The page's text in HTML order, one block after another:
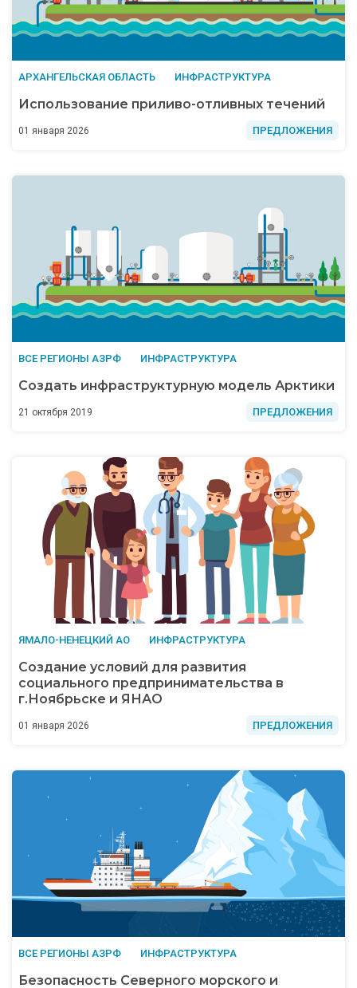
АРХАНГЕЛЬСКАЯ ОБЛАСТЬ ИНФРАСТРУКТУРА
Использование приливо-отливных течений
01 января 2026 ПРЕДЛОЖЕНИЯ
ВСЕ РЕГИОНЫ АЗРФ ИНФРАСТРУКТУРА
Создать инфраструктурную модель Арктики
21 октября 2019 ПРЕДЛОЖЕНИЯ
ЯМАЛО-НЕНЕЦКИЙ АО ИНФРАСТРУКТУРА
Создание условий для развития
социального предпринимательства в
г.Ноябрьске и ЯНАО
01 января 2026 ПРЕДЛОЖЕНИЯ
ВСЕ РЕГИОНЫ АЗРФ ИНФРАСТРУКТУРА
Безопасность Северного морского и